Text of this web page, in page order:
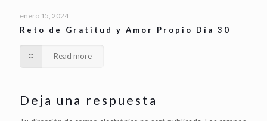
enero 15, 2024
Reto de Gratitud y Amor Propio Día 30
Read more
Deja una respuesta